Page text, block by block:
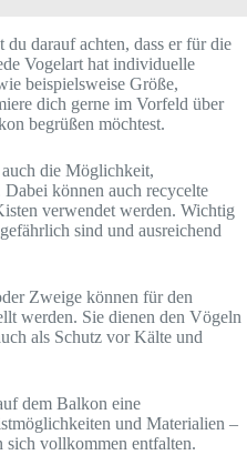
darauf achten, dass er für die
Vogelart hat individuelle
beispielsweise Größe,
dich gerne im Vorfeld über
begrüßen möchtest.
die Möglichkeit,
können auch recycelte
verwendet werden. Wichtig
sind und ausreichend
Zweige können für den
werden. Sie dienen den Vögeln
als Schutz vor Kälte und
dem Balkon eine
und Materialien –
sich vollkommen entfalten.